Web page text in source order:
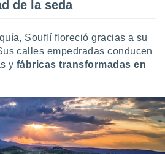
de la seda
Souflí floreció gracias a su
calles empedradas conducen
y fábricas transformadas en